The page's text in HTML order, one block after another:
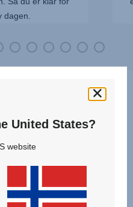
dagen.
best for
barn?
modeller i kategorien
BILSTOLER
United States?
website